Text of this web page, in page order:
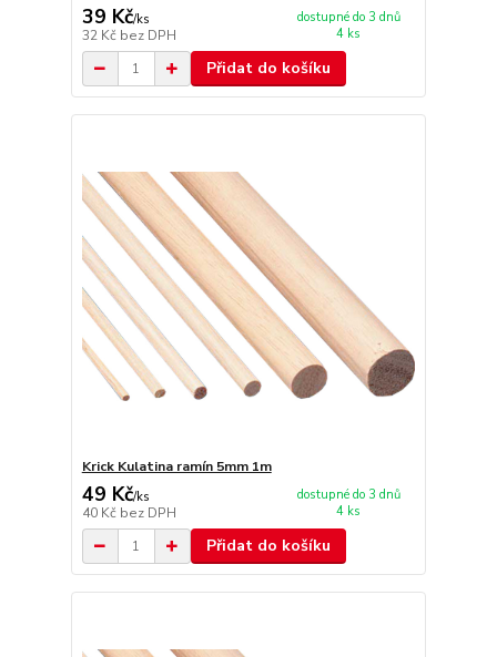
39 Kč/ks
32 Kč bez DPH
dostupné do 3 dnů
4 ks
Přidat do košíku
Krick Kulatina ramín 5mm 1m
49 Kč/ks
40 Kč bez DPH
dostupné do 3 dnů
4 ks
Přidat do košíku